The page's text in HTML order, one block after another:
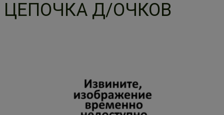
ЦЕПОЧКА Д/ОЧКОВ